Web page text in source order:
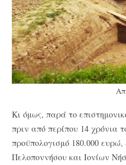
Κι όμως, παρά το
πριν από περίπου 14 χρόνια
προϋπολογισμό 180.000
Πελοποννήσου και Ιονίων